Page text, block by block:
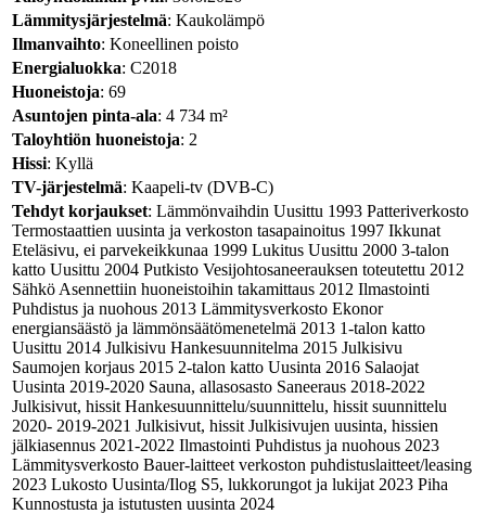
Lämmitysjärjestelmä: Kaukolämpö
Ilmanvaihto: Koneellinen poisto
Energialuokka: C2018
Huoneistoja: 69
Asuntojen pinta-ala: 4 734 m²
Taloyhtiön huoneistoja: 2
Hissi: Kyllä
TV-järjestelmä: Kaapeli-tv (DVB-C)
Tehdyt korjaukset: Lämmönvaihdin Uusittu 1993 Patteriverkosto
Termostaattien uusinta ja verkoston tasapainoitus 1997 Ikkunat
Eteläsivu, ei parvekeikkunaa 1999 Lukitus Uusittu 2000 3-talon
katto Uusittu 2004 Putkisto Vesijohtosaneerauksen toteutettu 2012
Sähkö Asennettiin huoneistoihin takamittaus 2012 Ilmastointi
Puhdistus ja nuohous 2013 Lämmitysverkosto Ekonor
energiansäästö ja lämmönsäätömenetelmä 2013 1-talon katto
Uusittu 2014 Julkisivu Hankesuunnitelma 2015 Julkisivu
Saumojen korjaus 2015 2-talon katto Uusinta 2016 Salaojat
Uusinta 2019-2020 Sauna, allasosasto Saneeraus 2018-2022
Julkisivut, hissit Hankesuunnittelu/suunnittelu, hissit suunnittelu
2020- 2019-2021 Julkisivut, hissit Julkisivujen uusinta, hissien
jälkiasennus 2021-2022 Ilmastointi Puhdistus ja nuohous 2023
Lämmitysverkosto Bauer-laitteet verkoston puhdistuslaitteet/leasing
2023 Lukosto Uusinta/Ilog S5, lukkorungot ja lukijat 2023 Piha
Kunnostusta ja istutusten uusinta 2024